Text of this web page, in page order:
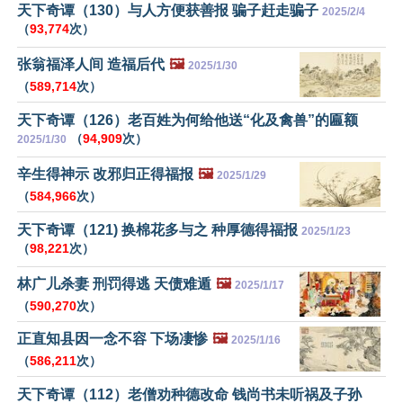
天下奇谭（130）与人方便获善报 骗子赶走骗子 2025/2/4
（93,774次）
张翁福泽人间 造福后代 🖼️ 2025/1/30
（589,714次）
天下奇谭（126）老百姓为何给他送“化及禽兽”的匾额
2025/1/30 （94,909次）
辛生得神示 改邪归正得福报 🖼️ 2025/1/29
（584,966次）
天下奇谭（121) 换棉花多与之 种厚德得福报 2025/1/23
（98,221次）
林广儿杀妻 刑罚得逃 天债难遁 🖼️ 2025/1/17
（590,270次）
正直知县因一念不容 下场凄惨 🖼️ 2025/1/16
（586,211次）
天下奇谭（112）老僧劝种德改命 钱尚书未听祸及子孙